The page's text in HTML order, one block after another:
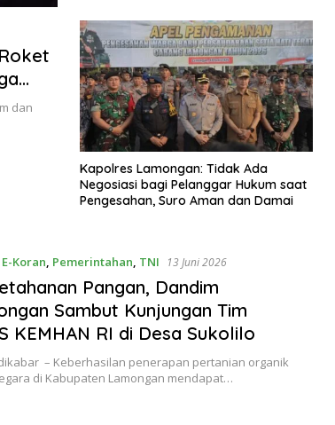
dan
Kapolres Lamongan: Tidak Ada
Negosiasi bagi Pelanggar Hukum saat
Pengesahan, Suro Aman dan Damai
E-Koran, Pemerintahan, TNI 13 Juni 2026
Pangan, Dandim
Sambut Kunjungan Tim
KEMHAN RI di Desa Sukolilo
– Keberhasilan penerapan pertanian organik
di Kabupaten Lamongan mendapat…